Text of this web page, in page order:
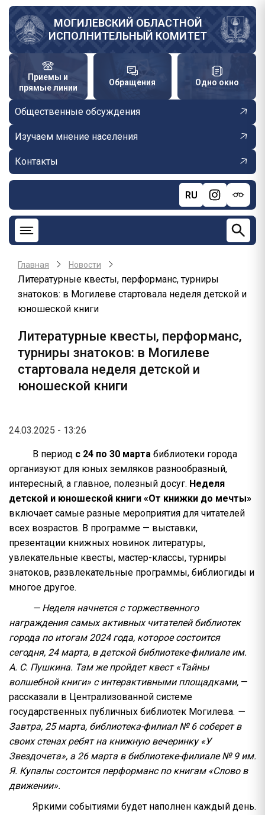
Перейти
основному
содержанию
МОГИЛЕВСКИЙ ОБЛАСТНОЙ
ИСПОЛНИТЕЛЬНЫЙ КОМИТЕТ
Приемы и
прямые линии
Обращения Одно окно
Общественные обсуждения
Изучаем мнение населения
Контакты
RU
Главная Новости
Литературные квесты, перформанс, турниры
знатоков: в Могилеве стартовала неделя детской и
юношеской книги
Литературные квесты, перформанс,
турниры знатоков: в Могилеве
стартовала неделя детской и
юношеской книги
24.03.2025 - 13:26
В период с 24 по 30 марта библиотеки города
организуют для юных земляков разнообразный,
интересный, а главное, полезный досуг. Неделя
детской и юношеской книги «От книжки до мечты»
включает самые разные мероприятия для читателей
всех возрастов. В программе — выставки,
презентации книжных новинок литературы,
увлекательные квесты, мастер-классы, турниры
знатоков, развлекательные программы, библиогиды и
многое другое.
— Неделя начнется с торжественного
награждения самых активных читателей библиотек
города по итогам 2024 года, которое состоится
сегодня, 24 марта, в детской библиотеке-филиале им.
А. С. Пушкина. Там же пройдет квест «Тайны
волшебной книги» с интерактивными площадками, —
рассказали в Централизованной системе
государственных публичных библиотек Могилева. —
Завтра, 25 марта, библиотека-филиал № 6 соберет в
своих стенах ребят на книжную вечеринку «У
Звездочета», а 26 марта в библиотеке-филиале № 9 им.
Я. Купалы состоится перформанс по книгам «Слово в
движении».
Яркими событиями будет наполнен каждый день.